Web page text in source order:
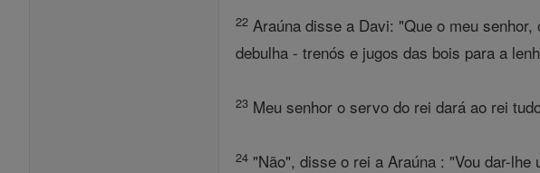
22 Araúna disse a Davi: "Que o meu
debulha - trenós e jugos das bois para a
23 Meu senhor o servo do rei dará ao rei
24 "Não", disse o rei a Araúna : "Vou dar-